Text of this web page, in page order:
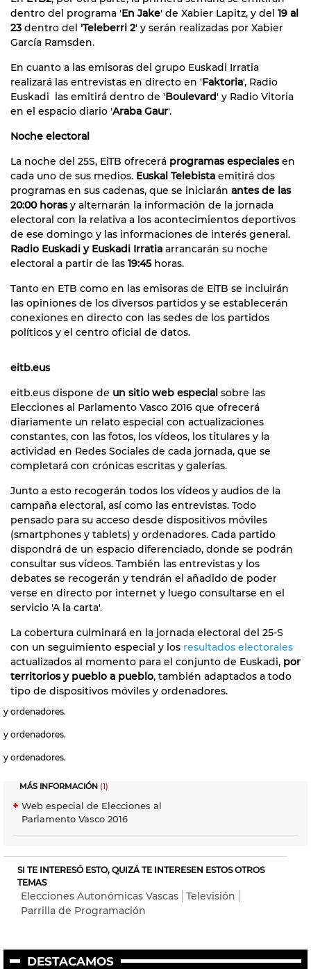
dentro del programa 'En Jake' de Xabier Lapitz, y del 19 al
23 dentro del 'Teleberri 2' y serán realizadas por Xabier
García Ramsden.
En cuanto a las emisoras del grupo Euskadi Irratia
realizará las entrevistas en directo en 'Faktoria', Radio
Euskadi las emitirá dentro de 'Boulevard' y Radio Vitoria
en el espacio diario 'Araba Gaur'.
Noche electoral
La noche del 25S, EiTB ofrecerá programas especialesen
cada uno de sus medios. Euskal Telebista emitirá dos
programas en sus cadenas, que se iniciarán antes de las
20:00 horasy alternarán la información de la jornada
electoral con la relativa a los acontecimientos deportivos
de ese domingo y las informaciones de interés general.
Radio Euskadi y Euskadi Irratia arrancarán su noche
electoral a partir de las 19:45horas.
Tanto en ETB como en las emisoras de EiTB se incluirán
las opiniones de los diversos partidos y se establecerán
conexiones en directo con las sedes de los partidos
políticos y el centro oficial de datos.
eitb.eus
eitb.eus dispone de un sitio web especial sobre las
Elecciones al Parlamento Vasco 2016 que ofrecerá
diariamente un relato especial con actualizaciones
constantes, con las fotos, los vídeos, los titulares y la
actividad en Redes Sociales de cada jornada, que se
completará con crónicas escritas y galerías.
Junto a esto recogerán todos los vídeos y audios de la
campaña electoral, así como las entrevistas. Todo
pensado para su acceso desde dispositivos móviles
(smartphones y tablets) y ordenadores. Cada partido
dispondrá de un espacio diferenciado, donde se podrán
consultar sus vídeos. También las entrevistas y los
debates se recogerán y tendrán el añadido de poder
verse en directo por internet y luego consultarse en el
servicio 'A la carta'.
La cobertura culminará en la jornada electoral del 25-S
con un seguimiento especial y los resultados electorales
actualizados al momento para el conjunto de Euskadi, por
territorios y pueblo a pueblo, también adaptados a todo
tipo de dispositivos móviles y ordenadores.
y ordenadores.
y ordenadores.
y ordenadores.
MÁS INFORMACIÓN (1)
Web especial de Elecciones al
Parlamento Vasco 2016
SI TE INTERESÓ ESTO, QUIZÁ TE INTERESEN ESTOS OTROS
TEMAS
Elecciones Autonómicas Vascas
Televisión
Parrilla de Programación
DESTACAMOS